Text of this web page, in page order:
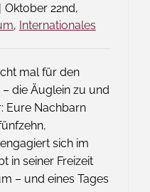
| Oktober 22nd,
, Internationales
mal für den
die Äuglein zu und
Eure Nachbarn
sich im
in seiner Freizeit
– und eines Tages